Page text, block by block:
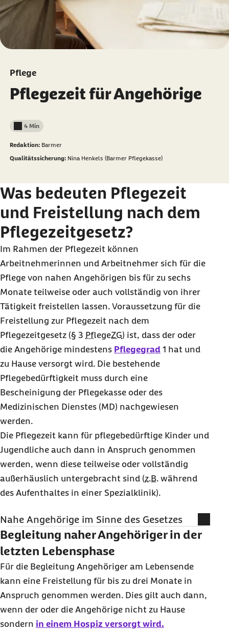
Pflege
Pflegezeit für Angehörige
Lesedauer weniger als
4 Min
Redaktion: Barmer
Qualitätssicherung: Nina Henkels (Barmer Pflegekasse)
Was bedeuten Pflegezeit
und Freistellung nach dem
Pflegezeitgesetz?
Im Rahmen der Pflegezeit können
Arbeitnehmerinnen und Arbeitnehmer sich für die
Pflege von nahen Angehörigen bis für zu sechs
Monate teilweise oder auch vollständig von ihrer
Tätigkeit freistellen lassen. Voraussetzung für die
Freistellung zur Pflegezeit nach dem
Pflegezeitgesetz (§ 3 PflegeZG) ist, dass der oder
die Angehörige mindestens Pflegegrad 1 hat und
zu Hause versorgt wird. Die bestehende
Pflegebedürftigkeit muss durch eine
Bescheinigung der Pflegekasse oder des
Medizinischen Dienstes (MD) nachgewiesen
werden.
Die Pflegezeit kann für pflegebedürftige Kinder und
Jugendliche auch dann in Anspruch genommen
werden, wenn diese teilweise oder vollständig
außerhäuslich untergebracht sind (z.B. während
des Aufenthaltes in einer Spezialklinik).
Nahe Angehörige im Sinne des Gesetzes
Großeltern, Eltern, Schwiegereltern,
Stiefeltern
Ehegatten, Lebenspartnerinnen und
Lebenspartner, Partner einer eheähnlichen
oder lebenspartnerschaftsähnlichen
Gemeinschaft
Begleitung naher Angehöriger in der
letzten Lebensphase
Für die Begleitung Angehöriger am Lebensende
kann eine Freistellung für bis zu drei Monate in
Anspruch genommen werden. Dies gilt auch dann,
wenn der oder die Angehörige nicht zu Hause
sondern in einem Hospiz versorgt wird.